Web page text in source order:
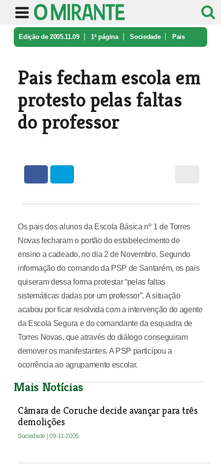
Edição de 2005.11.09 1ª página Sociedade Pais
Pais fecham escola em
protesto pelas faltas
do professor
Os pais dos alunos da Escola Básica nº 1 de Torres
Novas fecharam o portão do estabelecimento de
ensino a cadeado, no dia 2 de Novembro. Segundo
informação do comando da PSP de Santarém, os pais
quiseram dessa forma protestar “pelas faltas
sistemáticas dadas por um professor”. A situação
acabou por ficar resolvida com a intervenção do agente
da Escola Segura e do comandante da esquadra de
Torres Novas, que através do diálogo conseguiram
demover os manifestantes. A PSP participou a
ocorrência ao agrupamento escolar.
Mais Notícias
Câmara de Coruche decide avançar para três
demolições
Sociedade | 09-11-2005